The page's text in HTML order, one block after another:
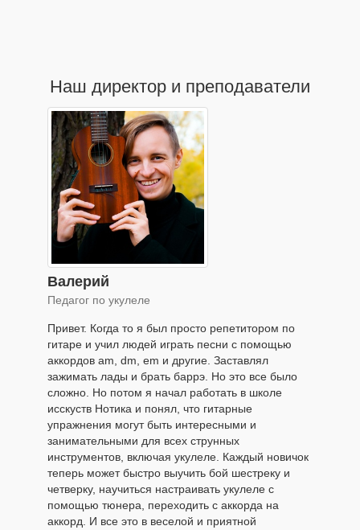
Наш директор и преподаватели
Валерий
Педагог по укулеле
Привет. Когда то я был просто репетитором по
гитаре и учил людей играть песни с помощью
аккордов am, dm, em и другие. Заставлял
зажимать лады и брать баррэ. Но это все было
сложно. Но потом я начал работать в школе
исскуств Нотика и понял, что гитарные
упражнения могут быть интересными и
занимательными для всех струнных
инструментов, включая укулеле. Каждый новичок
теперь может быстро выучить бой шестреку и
четверку, научиться настраивать укулеле с
помощью тюнера, переходить с аккорда на
аккорд. И все это в веселой и приятной